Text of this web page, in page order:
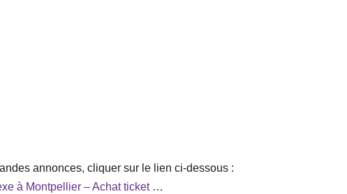
annonces, cliquer sur le lien ci-dessous :
à Montpellier – Achat ticket…